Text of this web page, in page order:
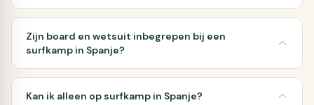
Zijn board en wetsuit inbegrepen bij een
surfkamp in Spanje?
Kan ik alleen op surfkamp in Spanje?